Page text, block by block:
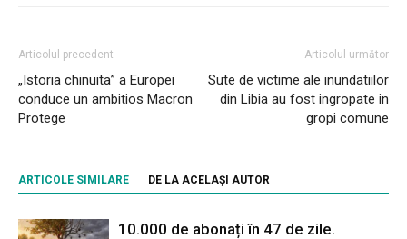
Articolul precedent
„Istoria chinuita” a Europei
conduce un ambitios Macron
Protege
Articolul următor
Sute de victime ale inundatiilor
din Libia au fost ingropate in
gropi comune
ARTICOLE SIMILARE DE LA ACELAȘI AUTOR
10.000 de abonați în 47 de zile.